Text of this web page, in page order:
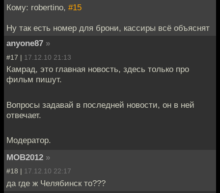
Кому: robertino, #15
Ну так есть номер для брони, кассиры всё объяснят
anyone87 »
#17 | 17.12.10 21:13
Камрад, это главная новость, здесь только про
фильм пишут.
Вопросы задавай в последней новости, он в ней
отвечает.
Модератор.
MOB2012 »
#18 | 17.12.10 22:17
дa гдe ж Чeлябинск то???